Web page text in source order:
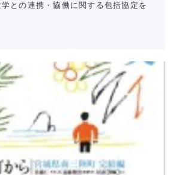
との連携・協働に関する包括協定を